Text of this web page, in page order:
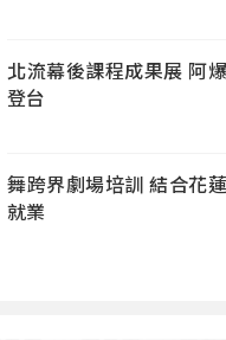
北流幕後課程成果展 阿
登台
舞跨界劇場培訓 結合花
就業